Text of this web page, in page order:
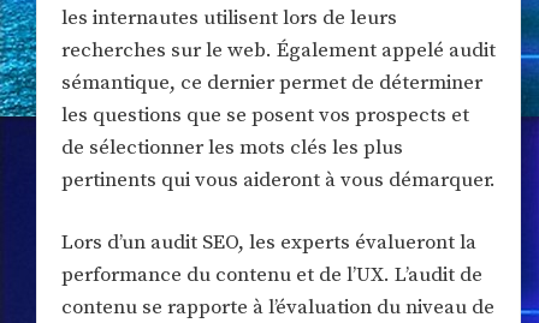
les internautes utilisent lors de leurs
recherches sur le web. Également appelé audit
sémantique, ce dernier permet de déterminer
les questions que se posent vos prospects et
de sélectionner les mots clés les plus
pertinents qui vous aideront à vous démarquer.
Lors d’un audit SEO, les experts évalueront la
performance du contenu et de l’UX. L’audit de
contenu se rapporte à l’évaluation du niveau de